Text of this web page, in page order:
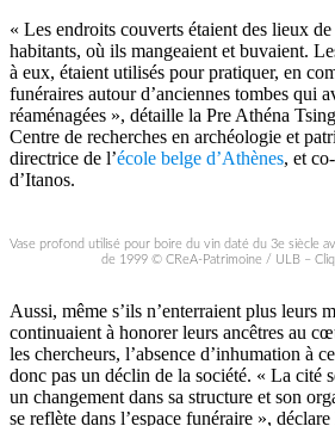
« Les endroits couverts étaient des lieux
habitants, où ils mangeaient et buvaient.
à eux, étaient utilisés pour pratiquer, en
funéraires autour d’anciennes tombes qui
réaménagées », détaille la Pre Athéna
Centre de recherches en archéologie et
directrice de l’école belge d’Athènes, et
d’Itanos.
Vase profond utilisé pour boire du vin daté du 3e siècle
de 1999 © CReA-Patrimoine / ULB –
Aussi, même s’ils n’enterraient plus leurs
continuaient à honorer leurs ancêtres au
les chercheurs, l’absence d’inhumation à
donc pas un déclin de la société. « La cité
un changement dans sa structure et son
se reflète dans l’espace funéraire »,